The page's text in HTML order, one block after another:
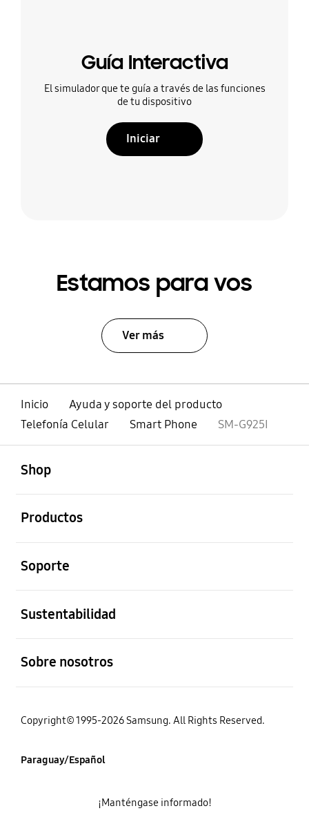
Guía Interactiva
El simulador que te guía a través de las funciones
de tu dispositivo
Iniciar
Estamos para vos
Ver más
Inicio
Ayuda y soporte del producto
Telefonía Celular
Smart Phone SM-G925I
Shop
Productos
Soporte
Sustentabilidad
Sobre nosotros
Copyright© 1995-2026 Samsung. All Rights Reserved.
Paraguay/Español
¡Manténgase informado!